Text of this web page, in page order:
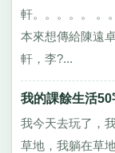
軒。。。。。 。
本來想傳給陳遠
軒，李?...
我的課餘生活50
我今天去玩了，
草地，我躺在草